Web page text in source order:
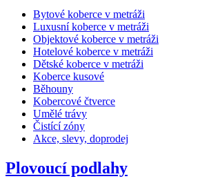
Bytové koberce v metráži
Luxusní koberce v metráži
Objektové koberce v metráži
Hotelové koberce v metráži
Dětské koberce v metráži
Koberce kusové
Běhouny
Kobercové čtverce
Umělé trávy
Čistící zóny
Akce, slevy, doprodej
Plovoucí podlahy